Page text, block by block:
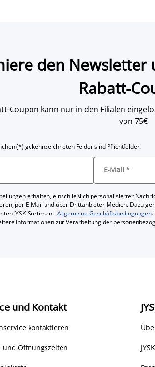
den Newsletter
Rabatt-
Coupon kann nur in den Filialen
von 75€
(*) gekennzeichneten Felder sind Pflichtfelder.
E-Mail *
erhalten, einschließlich personalisierter
per E-Mail und über Drittanbieter-Medien. Dazu
JYSK-Sortiment.Allgemeine Geschäftsbedingungen.
Informationen zur Verarbeitung der
und Kontakt
kontaktieren
und Öffnungszeiten